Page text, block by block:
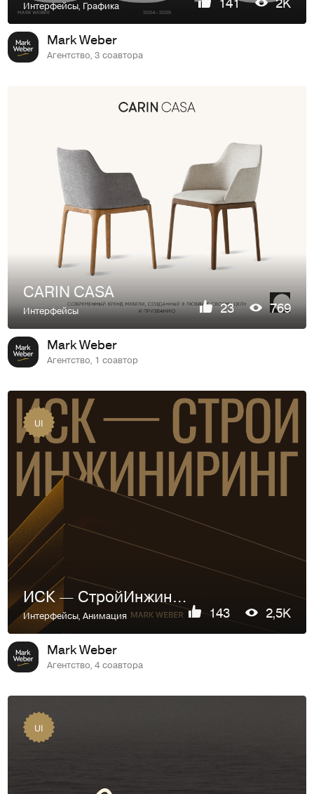
Интерфейсы, Графика
Mark Weber
Агентство, 3 соавтора
CARIN CASA
Интерфейсы 23 769
Mark Weber
Агентство, 1 соавтор
UI
ИСК — СтройИнжиниринг
Интерфейсы,Анимация 143 2,5K
Mark Weber
Агентство, 4 соавтора
UI